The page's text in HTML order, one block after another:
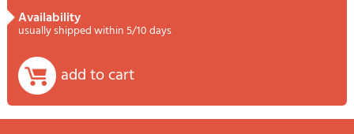
availability
usually shipped within 5/10 days
add to cart